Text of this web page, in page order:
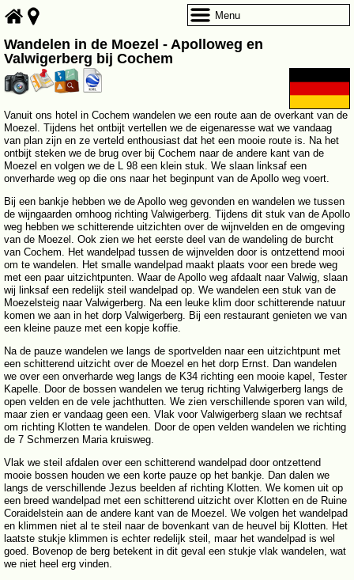
Wandelen in de Moezel - Apolloweg en
Valwigerberg bij Cochem
Vanuit ons hotel in Cochem wandelen we een route aan de overkant van de
Moezel. Tijdens het ontbijt vertellen we de eigenaresse wat we vandaag
van plan zijn en ze verteld enthousiast dat het een mooie route is. Na het
ontbijt steken we de brug over bij Cochem naar de andere kant van de
Moezel en volgen we de L 98 een klein stuk. We slaan linksaf een
onverharde weg op die ons naar het beginpunt van de Apollo weg voert.
Bij een bankje hebben we de Apollo weg gevonden en wandelen we tussen
de wijngaarden omhoog richting Valwigerberg. Tijdens dit stuk van de Apollo
weg hebben we schitterende uitzichten over de wijnvelden en de omgeving
van de Moezel. Ook zien we het eerste deel van de wandeling de burcht
van Cochem. Het wandelpad tussen de wijnvelden door is ontzettend mooi
om te wandelen. Het smalle wandelpad maakt plaats voor een brede weg
met een paar uitzichtpunten. Waar de Apollo weg afdaalt naar Valwig, slaan
wij linksaf een redelijk steil wandelpad op. We wandelen een stuk van de
Moezelsteig naar Valwigerberg. Na een leuke klim door schitterende natuur
komen we aan in het dorp Valwigerberg. Bij een restaurant genieten we van
een kleine pauze met een kopje koffie.
Na de pauze wandelen we langs de sportvelden naar een uitzichtpunt met
een schitterend uitzicht over de Moezel en het dorp Ernst. Dan wandelen
we over een onverharde weg langs de K34 richting een mooie kapel, Tester
Kapelle. Door de bossen wandelen we terug richting Valwigerberg langs de
open velden en de vele jachthutten. We zien verschillende sporen van wild,
maar zien er vandaag geen een. Vlak voor Valwigerberg slaan we rechtsaf
om richting Klotten te wandelen. Door de open velden wandelen we richting
de 7 Schmerzen Maria kruisweg.
Vlak we steil afdalen over een schitterend wandelpad door ontzettend
mooie bossen houden we een korte pauze op het bankje. Dan dalen we
langs de verschillende Jezus beelden af richting Klotten. We komen uit op
een breed wandelpad met een schitterend uitzicht over Klotten en de Ruine
Coraidelstein aan de andere kant van de Moezel. We volgen het wandelpad
en klimmen niet al te steil naar de bovenkant van de heuvel bij Klotten. Het
laatste stukje klimmen is echter redelijk steil, maar het wandelpad is wel
goed. Bovenop de berg betekent in dit geval een stukje vlak wandelen, wat
we niet heel erg vinden.
Menu